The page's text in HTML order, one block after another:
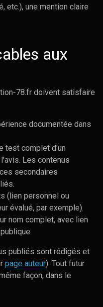
etc.), une mention claire
aux
78.fr doivent satisfaire
documentée dans
test complet d'un
Les contenus
secondaires
(lien personnel ou
évalué, par exemple).
nom complet, avec lien
publiés sont rédigés et
page auteur). Tout futur
façon, dans le